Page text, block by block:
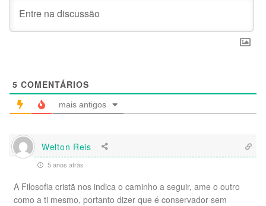
5 COMENTÁRIOS
mais antigos
Welton Reis
5 anos atrás
A Filosofia cristã nos indica o caminho a seguir, ame o outro
como a ti mesmo, portanto dizer que é conservador sem